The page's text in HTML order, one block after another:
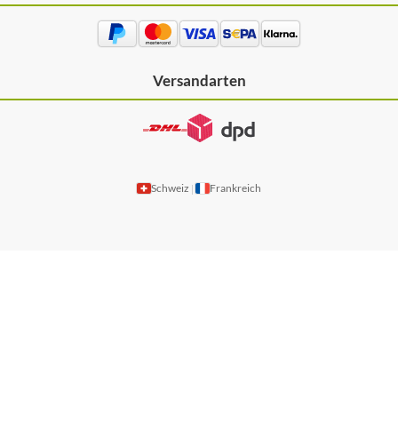
Versandarten
Schweiz | Frankreich